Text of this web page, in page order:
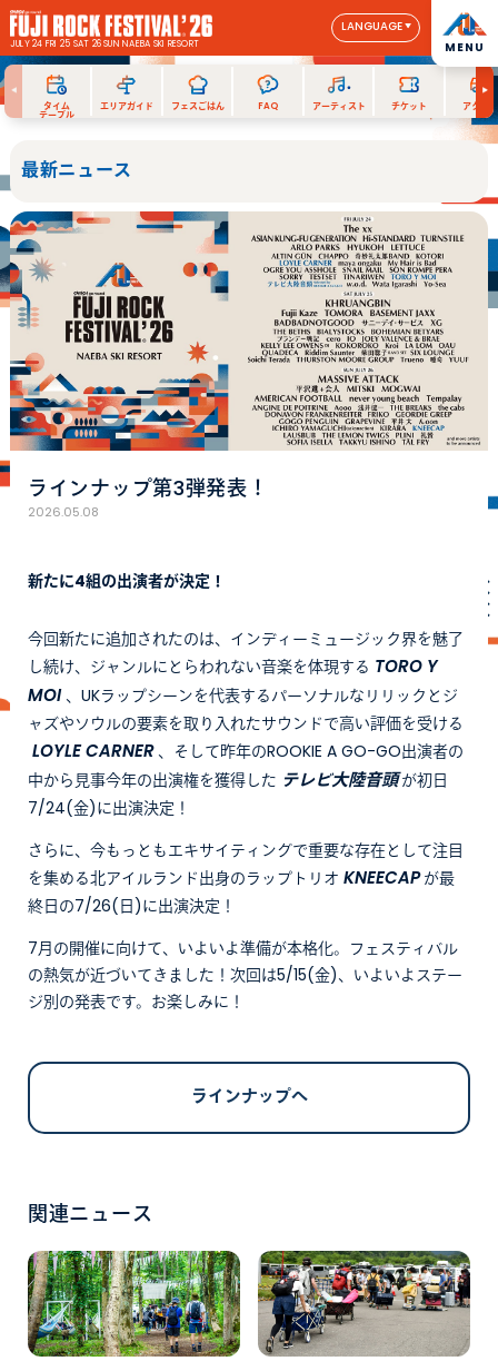
JULY 24 FRI 25 SAT 26 SUNNAEBA SKI RESORT
LANGUAGE
MENU
タイム
テーブル
エリアガイド フェスごはん FAQ アーティスト チケット アクセス
最新ニュース
ラインナップ第3弾発表！
2026.05.08
新たに4組の出演者が決定！
今回新たに追加されたのは、インディーミュージック界を魅了
し続け、ジャンルにとらわれない音楽を体現する TORO Y
MOI、UKラップシーンを代表するパーソナルなリリックとジ
ャズやソウルの要素を取り入れたサウンドで高い評価を受ける
LOYLE CARNER、そして昨年のROOKIE A GO-GO出演者の
中から見事今年の出演権を獲得した テレビ大陸音頭が初日
7/24(金)に出演決定！
さらに、今もっともエキサイティングで重要な存在として注目
を集める北アイルランド出身のラップトリオ KNEECAPが最
終日の7/26(日)に出演決定！
7月の開催に向けて、いよいよ準備が本格化。フェスティバル
の熱気が近づいてきました！次回は5/15(金)、いよいよステー
ジ別の発表です。お楽しみに！
ラインナップへ
関連ニュース